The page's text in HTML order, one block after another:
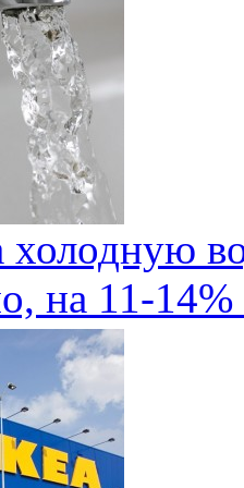
на 11-14%